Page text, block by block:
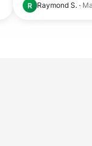
R Raymond S. ·